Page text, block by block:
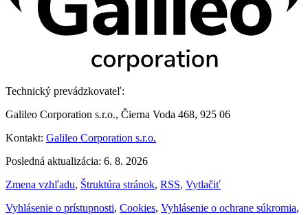
Technický prevádzkovateľ:
Galileo Corporation s.r.o., Čierna Voda 468, 925 06
Kontakt: Galileo Corporation s.r.o.
Posledná aktualizácia: 6. 8. 2026
Zmena vzhľadu, Štruktúra stránok, RSS, Vytlačiť
Vyhlásenie o prístupnosti, Cookies, Vyhlásenie o ochrane súkromia,